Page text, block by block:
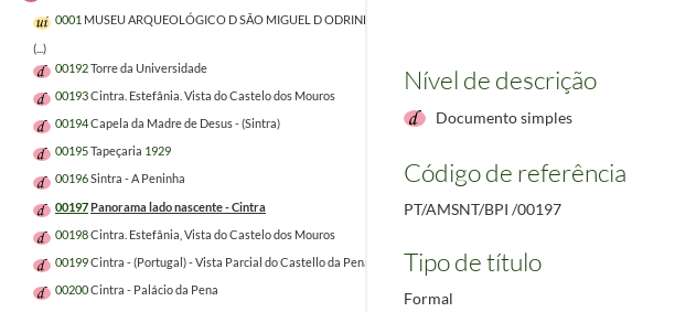
0001 MUSEU ARQUEOLÓGICO D SÃO MIGUEL D ODRINHAS
(...)
00192Torre da Universidade
00193Cintra. Estefânia. Vista do Castelo dos Mouros
00194Capela da Madre de Desus - (Sintra)
00195Tapeçaria 1929
00196Sintra - A Peninha
00197Panorama lado nascente - Cintra
00198Cintra. Estefânia, Vista do Castelo dos Mouros
00199Cintra - (Portugal) - Vista Parcial do Castello da Pena
00200Cintra - Palácio da Pena
Nível de descrição
Documento simples
Código de referência
PT/AMSNT/BPI /00197
Tipo de título
Formal